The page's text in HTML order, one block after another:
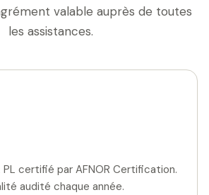
valable auprès de toutes
les assistances.
PL certifié par AFNOR Certification.
audité chaque année.